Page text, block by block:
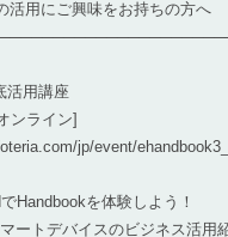
活用にご興味をお持ちの方へ │
活用講座
ンライン]
jp/event/
Handbookを体験しよう！
ートデバイスのビジネス活用